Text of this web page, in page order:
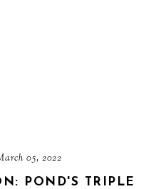
05, 2022
POND'S TRIPLE